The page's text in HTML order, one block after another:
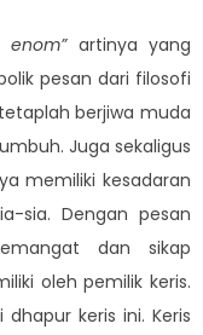
enom” artinya yang
pesan dari filosofi
berjiwa muda
Juga sekaligus
memiliki kesadaran
sia. Dengan pesan
dan sikap
oleh pemilik keris.
keris ini. Keris